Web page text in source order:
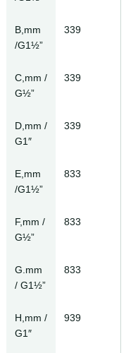
B,mm
/G1½”
339
C,mm /
G½”
339
D,mm /
G1″
339
E,mm
/G1½”
833
F,mm /
G½”
833
G.mm
/ G1½”
833
H,mm /
G1″
939